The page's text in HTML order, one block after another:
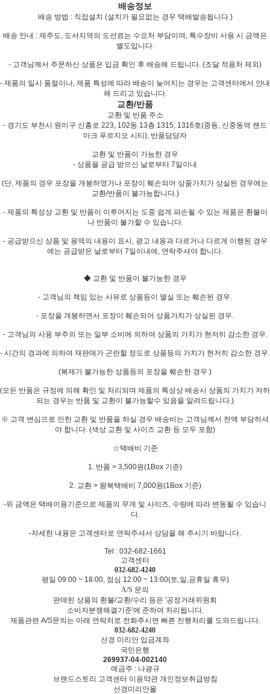
배송정보
배송 방법 : 직접설치 (설치가 필요없는 경우 택배발송됩니다.)
배송 안내 : 제주도, 도서지역의 도선료는 수요처 부담이며, 특수장비 사용 시 금액은
별도입니다.
- 고객님께서 주문하신 상품은 입금 확인 후 배송해 드립니다. (조달 적용처 제외)
- 제품의 일시 품절이나, 제품 특성에 따라 배송이 늦어지는 경우는 고객센터에서 안내
해 드리고 있습니다.
교환/반품
교환 및 반품 주소
- 경기도 부천시 원미구 신흥로 223, 102동 13층 1315, 1316호(중동, 신중동역 랜드
마크 푸르지오 시티), 반품담당자
교환 및 반품이 가능한 경우
- 상품을 공급 받으신 날로부터 7일이내
(단, 제품의 경우 포장을 개봉하였거나 포장이 훼손되어 상품가치가 상실된 경우에는
교환/반품이 불가능합니다.)
- 제품의 특성상 교환 및 반품이 이루어지는 도중 쉽게 파손될 수 있는 제품은 환불이
나 반품이 불가할 수 있습니다.
- 공급받으신 상품 및 용역의 내용이 표시, 광고 내용과 다르거나 다르게 이행된 경우
에는 공급받은 날로부터 7일이내에, 연락주셔야 합니다.
◆ 교환 및 반품이 불가능한 경우
- 고객님의 책임 있는 사유로 상품등이 멸실 또는 훼손된 경우.
- 포장을 개봉하면서 포장이 훼손되어 상품가치가 상실된 경우.
- 고객님의 사용 부주의 또는 일부 소비에 의하여 상품의 가치가 현저히 감소한 경우.
- 시간의 경과에 의하여 재판매가 곤란할 정도로 상품등의 가치가 현저히 감소한 경우.
(복제가 불가능한 상품등의 포장을 훼손한 경우.)
(모든 반품은 규정에 의해 확인 및 처리되며 제품의 특성상 배송시 상품의 가치가 저하
되는 경우는 반품 및 교환이 불가능할수 있음을 알려드립니다.)
※ 고객 변심으로 인한 교환 및 반품을 하실 경우 배송비는 고객님께서 전액 부담하셔
야 합니다. (색상 교환 및 사이즈 교환 등 모두 포함)
☆택배비 기준
1. 반품 > 3,500원(1Box 기준)
2. 교환 > 왕복택배비 7,000원(1Box 기준)
-위 금액은 택배이용기준으로 제품의 무게 및 사이즈, 수량에 따라 변동될 수 있습니
다.
-자세한 내용은 고객센터로 연락주셔서 상담을 해 주시기 바랍니다.
Tel : 032-682-1661
고객센터
032-682-4240
평일 09:00 ~ 18:00, 점심 12:00 ~ 13:00(토,일,공휴일 휴무)
A/S 문의
판매된 상품의 환불/교환/수리 등은 '공정거래위원회
소비자분쟁해결기준'에 준하여 처리됩니다.
제품관련 A/S문의는 아래 연락처로 전화주시면 빠른 진행처리를 도와드립니다.
032-682-4240
선경 미리안 입금계좌
국민은행
269937-04-002140
예금주 : 나광규
브랜드스토리 고객센터 이용약관 개인정보취급방침
선경미리안몰